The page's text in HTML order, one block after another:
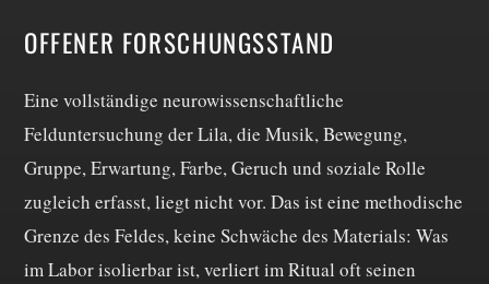
OFFENER FORSCHUNGSSTAND
Eine vollständige neurowissenschaftliche
Felduntersuchung der Lila, die Musik, Bewegung,
Gruppe, Erwartung, Farbe, Geruch und soziale Rolle
zugleich erfasst, liegt nicht vor. Das ist eine methodische
Grenze des Feldes, keine Schwäche des Materials: Was
im Labor isolierbar ist, verliert im Ritual oft seinen